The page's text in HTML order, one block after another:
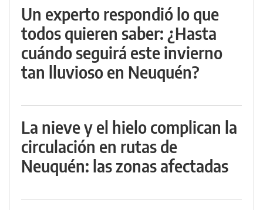
Un experto respondió lo que
todos quieren saber: ¿Hasta
cuándo seguirá este invierno
tan lluvioso en Neuquén?
La nieve y el hielo complican la
circulación en rutas de
Neuquén: las zonas afectadas